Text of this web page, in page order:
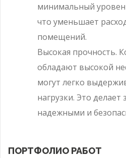
минимальный
что уменьшает
помещений.
Высокая прочность.
обладают высокой
могут легко
нагрузки. Это
надежными и
ПОРТФОЛИО РАБОТ